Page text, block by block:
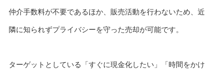
仲介手数料が不要であるほか、販売活動を行わないため、近
隣に知られずプライバシーを守った売却が可能です。
ターゲットとしている「すぐに現金化したい」「時間をかけ